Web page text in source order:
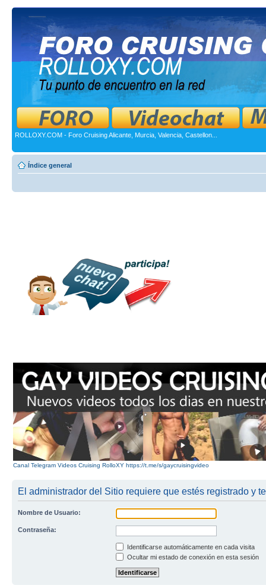
ROLLOXY.COM - Foro Cruising Alicante, Murcia, Valencia, Castellon...
Índice general
Canal Telegram Videos Cruising RolloXY https://t.me/s/gaycruisingvideo
El administrador del Sitio requiere que estés registrado y
Nombre de Usuario:
Contraseña:
Identificarse automáticamente en cada visita
Ocultar mi estado de conexión en esta sesión